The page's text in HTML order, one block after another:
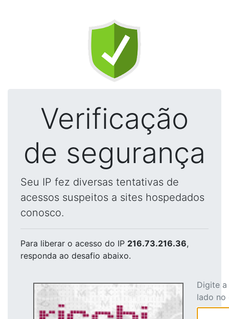
Verificação
de segurança
Seu IP fez diversas tentativas de
acessos suspeitos a sites hospedados
conosco.
Para liberar o acesso do IP 216.73.216.36,
responda ao desafio abaixo.
Digite
lado no